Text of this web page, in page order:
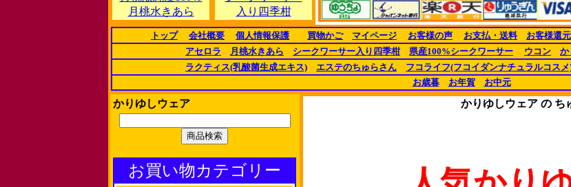
月桃水きあら
入り四季柑
トップ 会社概要 個人情報保護 買物かご マイページ お客様の声 お支払・送料 お客様還
アセロラ
月桃水きあら シークワーサー入り四季柑 県産100%シークワーサー ウコン か
ラクティス(乳酸菌生成エキス)
エステのちゅらさん フコライフ(フコイダンナチュラルコスメ
お歳暮
お年賀 お中元
かりゆしウェア
お買い物カテゴリー
かりゆしウェア の ち